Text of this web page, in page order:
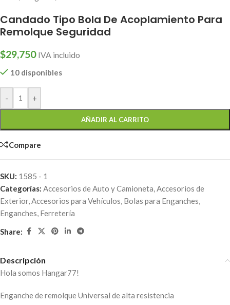
Candado Tipo Bola De Acoplamiento Para
Remolque Seguridad
$29,750 IVA incluido
10 disponibles
- +
AÑADIR AL CARRITO
Compare
SKU: 1585 - 1
Categorías: Accesorios de Auto y Camioneta,Accesorios de
Exterior,Accesorios para Vehículos, Bolas para Enganches,
Enganches, Ferretería
Share:
Descripción
Hola somos Hangar77!
Enganche de remolque Universal de alta resistencia